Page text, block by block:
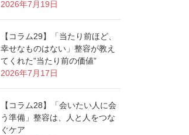
2026年7月19日
【コラム29】「当たり前ほど、
幸せなものはない」整容が教え
てくれた”当たり前の価値”
2026年7月17日
【コラム28】「会いたい人に会
う準備」整容は、人と人をつな
ぐケア